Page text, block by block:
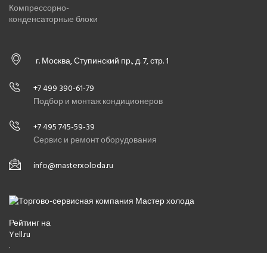
Компрессорно-
конденсаторные блоки
г. Москва, Ступинский пр., д. 7, стр. 1
+7 499 390-61-79
Подбор и монтаж кондиционеров
+7 495 745-59-39
Сервис и ремонт оборудования
info@masterxoloda.ru
Рейтинг на
Yell.ru
.